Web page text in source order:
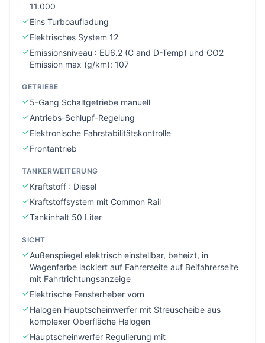
11.000
Eins Turboaufladung
Elektrisches System 12
Emissionsniveau : EU6.2 (C and D-Temp) und CO2
Emission max (g/km): 107
GETRIEBE
5-Gang Schaltgetriebe manuell
Antriebs-Schlupf-Regelung
Elektronische Fahrstabilitätskontrolle
Frontantrieb
TANKERWEITERUNG
Kraftstoff : Diesel
Kraftstoffsystem mit Common Rail
Tankinhalt 50 Liter
SICHT
Außenspiegel elektrisch einstellbar, beheizt, in
Wagenfarbe lackiert auf Fahrerseite auf Beifahrerseite
mit Fahrtrichtungsanzeige
Elektrische Fensterheber vorn
Halogen Hauptscheinwerfer mit Streuscheibe aus
komplexer Oberfläche Halogen
Hauptscheinwerfer Regulierung mit